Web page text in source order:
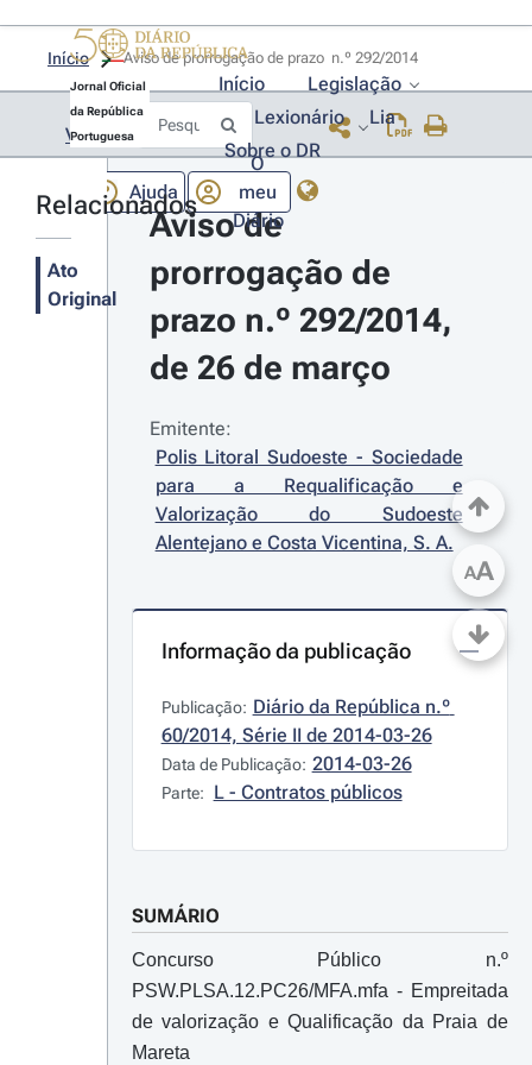
Jornal Oficial
da República
Portuguesa
Início
Legislação
Lexionário
Lia
Sobre o DR
Ajuda
O
meu
Diário
Início
Voltar
Relacionados
Ato
Original
Aviso de
prorrogação de
prazo n.º 292/2014,
de 26 de março
Emitente:
Polis Litoral Sudoeste - Sociedade
para a Requalificação e
Valorização do Sudoeste
Alentejano e Costa Vicentina, S. A.
Informação da publicação
Publicação: Diário da República n.º
60/2014, Série II de 2014-03-26
Data de Publicação: 2014-03-26
Parte: L - Contratos públicos
SUMÁRIO
Concurso Público n.º
PSW.PLSA.12.PC26/MFA.mfa - Empreitada
de valorização e Qualificação da Praia de
Mareta
AA